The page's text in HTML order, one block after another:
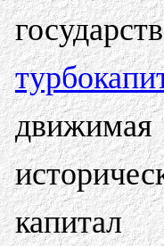
движимая
капитал